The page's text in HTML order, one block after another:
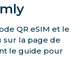
QR eSIM et le
sur la page de
le guide pour